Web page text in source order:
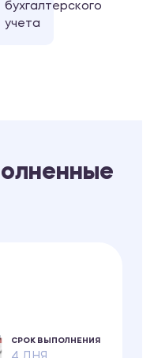
бухгалтерского
учета
СРОК ВЫПОЛНЕНИЯ